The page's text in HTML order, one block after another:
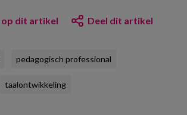
op dit artikel Deel dit artikel
pedagogisch professional
taalontwikkeling